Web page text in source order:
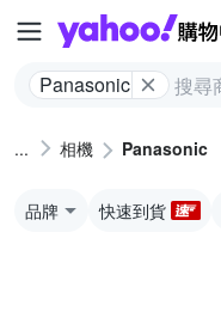
Panasonic
相機 Panasonic
品牌 快速到貨